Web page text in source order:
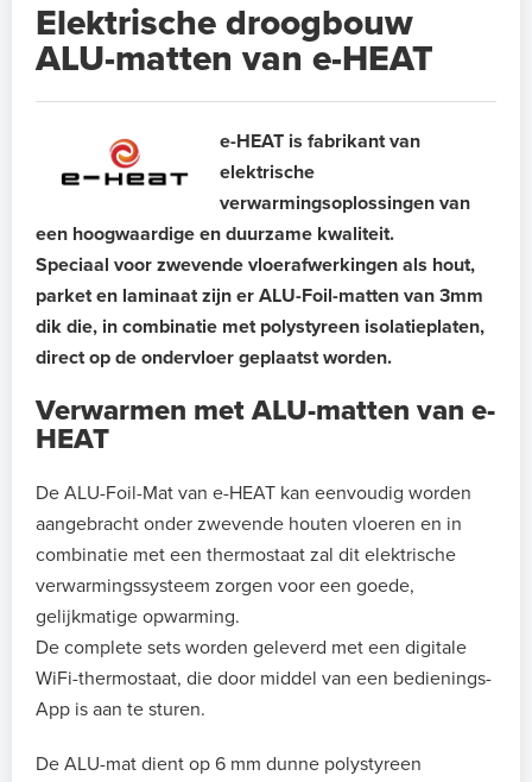
Elektrische droogbouw
ALU-matten van e-HEAT
e-HEAT is fabrikant van
elektrische
verwarmingsoplossingen van
een hoogwaardige en duurzame kwaliteit.
Speciaal voor zwevende vloerafwerkingen als hout,
parket en laminaat zijn er ALU-Foil-matten van 3mm
dik die, in combinatie met polystyreen isolatieplaten,
direct op de ondervloer geplaatst worden.
Verwarmen met ALU-matten van e-
HEAT
De ALU-Foil-Mat van e-HEAT kan eenvoudig worden
aangebracht onder zwevende houten vloeren en in
combinatie met een thermostaat zal dit elektrische
verwarmingssysteem zorgen voor een goede,
gelijkmatige opwarming.
De complete sets worden geleverd met een digitale
WiFi-thermostaat, die door middel van een bedienings-
App is aan te sturen.
De ALU-mat dient op 6 mm dunne polystyreen